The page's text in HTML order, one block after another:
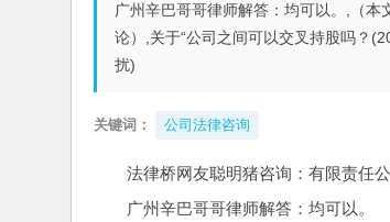
广州辛巴哥哥律师解答：均可以。,（
论）,关于“公司之间可以交叉持股吗？
扰)
关键词： 公司法律咨询
法律桥网友聪明猪咨询：有限责任
广州辛巴哥哥律师解答：均可以。